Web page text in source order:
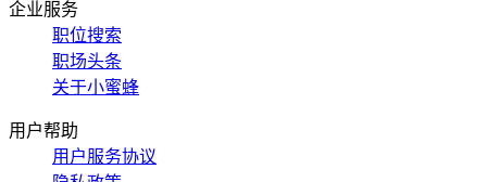
企业服务
职位搜索
职场头条
关于小蜜蜂
用户帮助
用户服务协议